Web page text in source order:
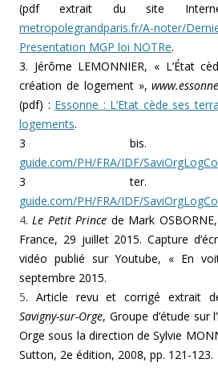
(pdf extrait du site
metropolegrandparis.fr/A-noter/
Presentation MGP loi NOTRe.
3. Jérôme LEMONNIER, « L’État
création de logement »,
(pdf) : Essonne : L’Etat cède ses
logements.
3 bis.
guide.com/PH/FRA/IDF/
3
guide.com/PH/FRA/IDF/
4.Le Petit Prince de Mark
France, 29 juillet 2015. Capture
vidéo publié sur Youtube, « En
septembre 2015.
5. Article revu et corrigé extrait
Savigny-sur-Orge, Groupe d’étude sur
Orge sous la direction de Sylvie
Sutton, 2e édition, 2008, pp. 121-123.